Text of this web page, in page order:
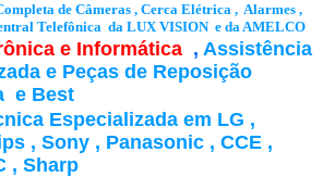
de Câmeras , Cerca Elétrica , Alarmes ,
Telefônica da LUX VISION e da AMELCO
e Informática , Assistência
e Peças de Reposição
e Best
Especializada em LG ,
, Sony , Panasonic , CCE ,
, Sharp